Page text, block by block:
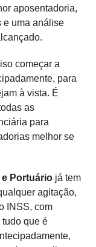
aposentadoria,
e uma análise
começar a
para
à vista. É
as
para
melhor se
e Portuário já tem
agitação,
INSS, com
que é